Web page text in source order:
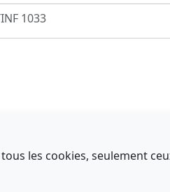
1033
les cookies, seulement